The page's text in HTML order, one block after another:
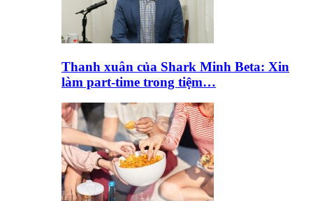
Thanh xuân của Shark Minh Beta: Xin
làm part-time trong tiệm…